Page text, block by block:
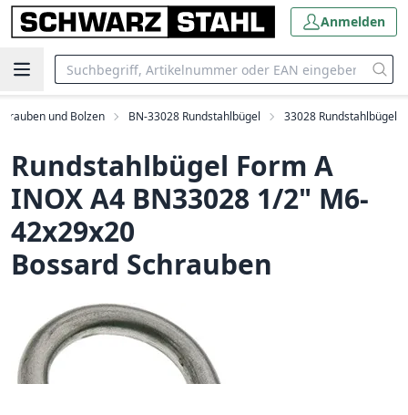
Anmelden
und Bolzen BN-33028 Rundstahlbügel 33028 Rundstahlbügel
Rundstahlbügel Form A
INOX A4 BN33028 1/2" M6-
42x29x20
Bossard Schrauben